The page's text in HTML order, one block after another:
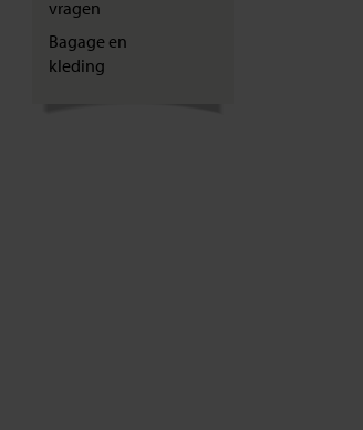
vragen
Bagage en
kleding